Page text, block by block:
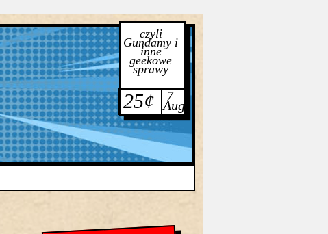
czyli
Gundamy i
inne
geekowe
sprawy
25¢ 7
Aug